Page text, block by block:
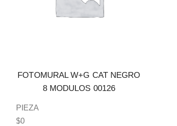
FOTOMURAL W+G CAT NEGRO
8 MODULOS 00126
PIEZA
$0